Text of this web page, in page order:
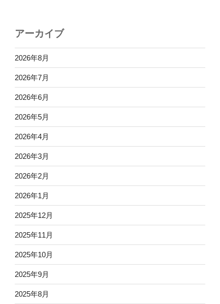
アーカイブ
2026年8月
2026年7月
2026年6月
2026年5月
2026年4月
2026年3月
2026年2月
2026年1月
2025年12月
2025年11月
2025年10月
2025年9月
2025年8月